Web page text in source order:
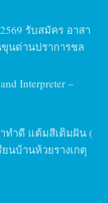
รับสมัคร อาสา
นด่านปราการชล
Interpreter –
าทำดี แต้มสีเติมฝัน (
นบ้านห้วยรางเกตุ